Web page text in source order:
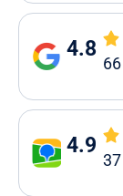
4.8
66
4.9
37